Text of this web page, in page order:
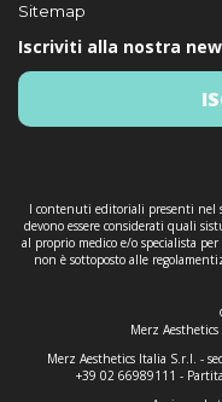
Sitemap
Iscriviti alla nostra
I contenuti editoriali presenti nel
devono essere considerati quali
al proprio medico e/o specialista
non è sottoposto alle
Merz
Merz Aesthetics Italia S.r.l. -
+39 02 66989111 -